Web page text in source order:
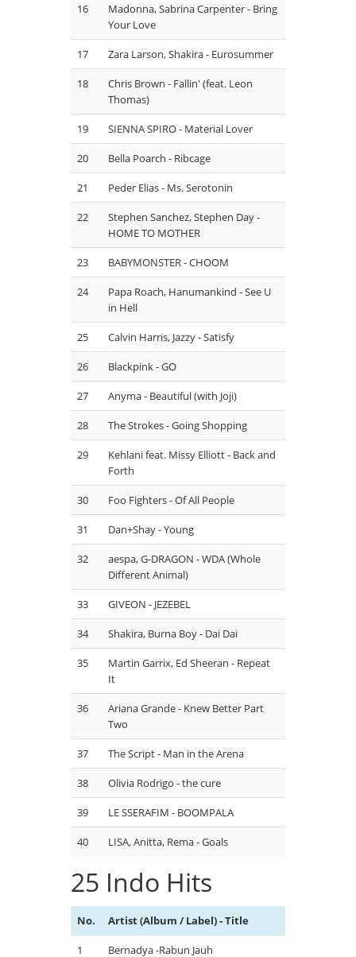
16
Madonna, Sabrina Carpenter - Bring
Your Love
17 Zara Larson, Shakira - Eurosummer
18
Chris Brown - Fallin' (feat. Leon
Thomas)
19 SIENNA SPIRO - Material Lover
20 Bella Poarch - Ribcage
21 Peder Elias - Ms. Serotonin
22
Stephen Sanchez, Stephen Day -
HOME TO MOTHER
23 BABYMONSTER - CHOOM
24
Papa Roach, Hanumankind - See U
in Hell
25 ⁠Calvin Harris, Jazzy - Satisfy
26 Blackpink - GO
27 Anyma - Beautiful (with Joji)
28 The Strokes - Going Shopping
29
Kehlani feat. Missy Elliott - Back and
Forth
30 Foo Fighters - Of All People
31 Dan+Shay - Young
32
aespa, G-DRAGON - WDA (Whole
Different Animal)
33 GIVEON - JEZEBEL
34 Shakira, Burna Boy - Dai Dai
35
Martin Garrix, Ed Sheeran - Repeat
It
36
Ariana Grande - Knew Better Part
Two
37 The Script - Man in the Arena
38 Olivia Rodrigo - the cure
39 LE SSERAFIM - BOOMPALA
40 LISA, Anitta, Rema - Goals
25 Indo Hits
No. Artist (Album / Label) - Title
1 Bernadya -Rabun Jauh